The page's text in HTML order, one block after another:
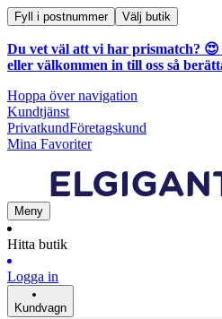
Fyll i postnummer Välj butik
Du vet väl att vi har prismatch? 😍
eller välkommen in till oss så
Hoppa över navigation
Kundtjänst
PrivatkundFöretagskund
Mina Favoriter
Meny
Hitta butik
Logga in
Kundvagn